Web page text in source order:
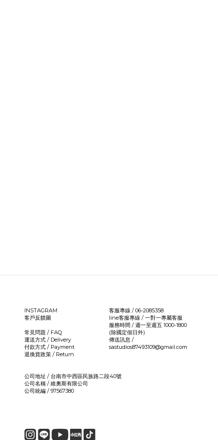
INSTAGRAM
客戶反饋圖
常見問題 / FAQ
運送方式 / Delivery
付款方式 / Payment
退換貨政策 / Return
客服專線 / 06-2085358
line客服專線 / 一對一專屬客服
服務時間 / 週一至週五 1000-1800
(除國定假日外)
傳送訊息 /
sastudios87493109@gmail.com
公司地址 / 台南市中西區民族路二段40號
公司名稱 / 維奧斯有限公司
公司統編 / 97567380